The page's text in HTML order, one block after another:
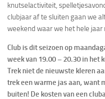
knutselactiviteit,
clubjaar af te sluiten gaan we
weekend waar we het hele jaar
Club is dit seizoen op
week van 19.00 – 20.30 in het
Trek niet de nieuwste kleren
trek een warme jas aan, want
buiten! De kosten van een